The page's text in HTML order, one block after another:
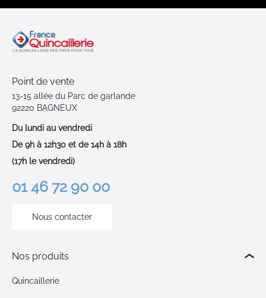
Point de vente
13-15 allée du Parc de garlande
92220 BAGNEUX
Du lundi au vendredi
De 9h à 12h30 et de 14h à 18h
(17h le vendredi)
01 46 72 90 00
Nous contacter
Nos produits
Quincaillerie